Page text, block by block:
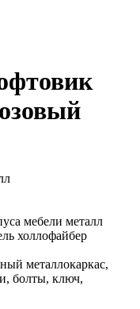
мебели металл
холлофайбер
металлокаркас,
болты, ключ,